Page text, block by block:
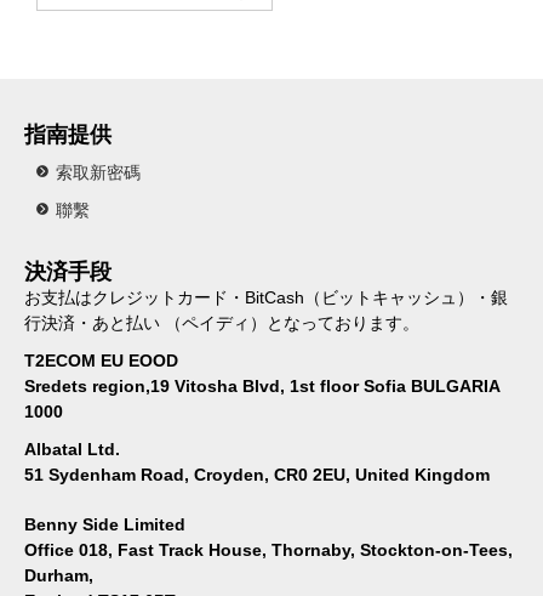
指南提供
索取新密碼
聯繫
決済手段
お支払はクレジットカード・BitCash（ビットキャッシュ）・銀
行決済・あと払い （ペイディ）となっております。
T2ECOM EU EOOD
Sredets region,19 Vitosha Blvd, 1st floor Sofia BULGARIA
1000
Albatal Ltd.
51 Sydenham Road, Croyden, CR0 2EU, United Kingdom
Benny Side Limited
Office 018, Fast Track House, Thornaby, Stockton-on-Tees,
Durham,